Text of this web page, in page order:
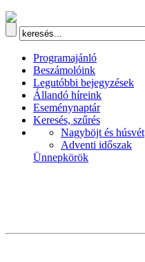
Programajánló
Beszámolóink
Legutóbbi bejegyzések
Állandó híreink
Eseménynaptár
Keresés, szűrés
Nagyböjt és húsvét
Adventi időszak
Ünnepkörök